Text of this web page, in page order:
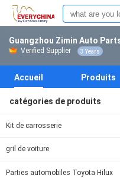
Guangzhou Zimin Auto
Verified Supplier 3 Years
Accueil Produits
catégories de produits
Kit de carrosserie
gril de voiture
Parties automobiles Toyota Hilux